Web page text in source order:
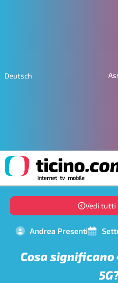
Deutsch
Vedi tutti
Andrea Presenti
Cosa significano